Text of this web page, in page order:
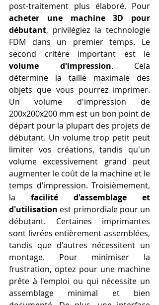
acheter une machine 3D pour
débutant, privilégiez la technologie
FDM dans un premier temps. Le
volume d'impression. Cela
détermine la taille maximale des
objets que vous pourrez imprimer.
Un volume d'impression de
200x200x200 mm est un bon point de
départ pour la plupart des projets de
débutant. Un volume trop petit peut
limiter vos créations, tandis qu'un
volume excessivement grand peut
augmenter le coût de la machine et le
temps d'impression. Troisièmement,
la facilité d'assemblage et
d'utilisation est primordiale pour un
débutant. Certaines imprimantes
sont livrées entièrement assemblées,
tandis que d'autres nécessitent un
montage. Pour minimiser la
frustration, optez pour une machine
prête à l'emploi ou qui nécessite un
assemblage minimal et bien